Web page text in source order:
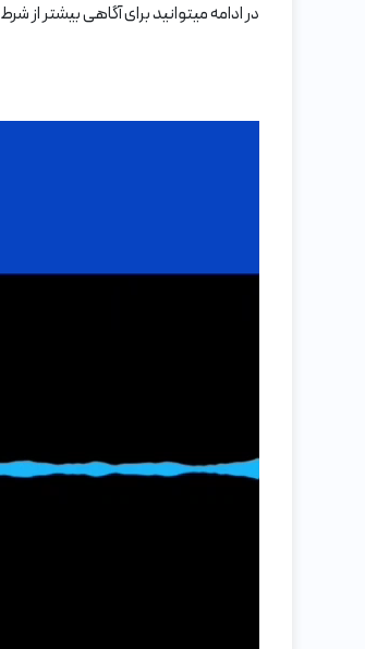
در ادامه میتوانید برای آگاهی بیشتر از شرط FOB به پادکست کوتاه زیر گوش فرا دهید.